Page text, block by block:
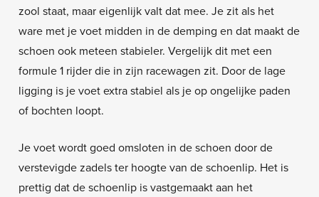
zool staat, maar eigenlijk valt dat mee. Je zit als het
ware met je voet midden in de demping en dat maakt de
schoen ook meteen stabieler. Vergelijk dit met een
formule 1 rijder die in zijn racewagen zit. Door de lage
ligging is je voet extra stabiel als je op ongelijke paden
of bochten loopt.
Je voet wordt goed omsloten in de schoen door de
verstevigde zadels ter hoogte van de schoenlip. Het is
prettig dat de schoenlip is vastgemaakt aan het